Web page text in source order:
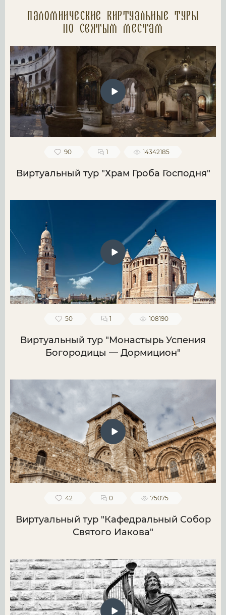
Паломнические Виртуальные туры
по святым местам
90 1 14342185
Виртуальный тур "Храм Гроба Господня"
50 1 108190
Виртуальный тур "Монастырь Успения
Богородицы — Дормицион"
42 0 75075
Виртуальный тур "Кафедральный Собор
Святого Иакова"